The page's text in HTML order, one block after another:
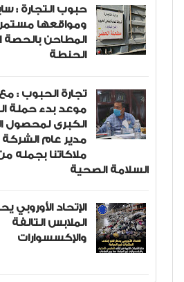
حبوب التجارة :
ومواقعها
المطاحن بالحصة
الحنطة
تجارة الحبوب :
موعد بدء حملة
الكبرى لمحصول
مدير عام
ملاكاتنا بجمله
السلامة الصحية
الإتحاد الأوروبي
الملابس التالفة
والإكسسوارات